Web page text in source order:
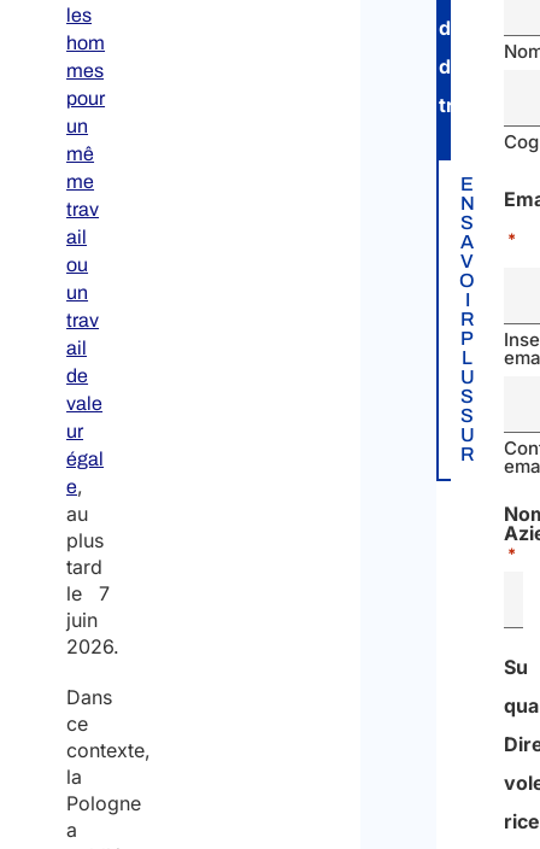
les
hom
mes
pour
un
mê
me
trav
ail
ou
un
trav
ail
de
vale
ur
égal
e,
au
plus
tard
le 7
juin
2026.
Dans
ce
contexte,
la
Pologne
a
droit
du
travail
E
N
S
A
V
O
I
R
P
L
U
S
S
U
R
*
*
Su